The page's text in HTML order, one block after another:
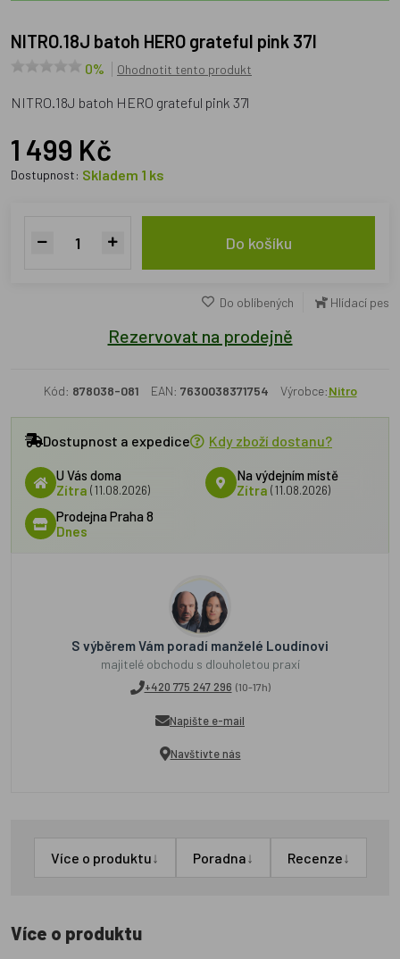
NITRO.18J batoh HERO grateful pink 37l
0% Ohodnotit tento produkt
NITRO.18J batoh HERO grateful pink 37l
1 499 Kč
Dostupnost: Skladem 1 ks
Do košíku
Do oblíbených Hlídací pes
Rezervovat na prodejně
Kód: 878038-081 EAN: 7630038371754 Výrobce:Nitro
Dostupnost a expedice Kdy zboží dostanu?
U Vás doma
Zítra (11.08.2026)
Na výdejním místě
Zítra (11.08.2026)
Prodejna Praha 8
Dnes
S výběrem Vám poradí manželé Loudínovi
majitelé obchodu s dlouholetou praxí
+420 775 247 296 (10-17h)
Napište e-mail
Navštivte nás
Více o produktu↓ Poradna↓ Recenze↓
Více o produktu